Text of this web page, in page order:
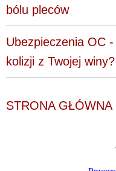
bólu pleców
Ubezpieczenia OC
kolizji z Twojej winy?
STRONA GŁÓWNA|